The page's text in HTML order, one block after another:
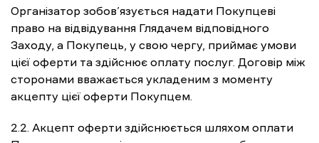
Організатор зобов’язується надати Покупцеві
право на відвідування Глядачем відповідного
Заходу, а Покупець, у свою чергу, приймає умови
цієї оферти та здійснює оплату послуг. Договір між
сторонами вважається укладеним з моменту
акцепту цієї оферти Покупцем.
2.2. Акцепт оферти здійснюється шляхом оплати